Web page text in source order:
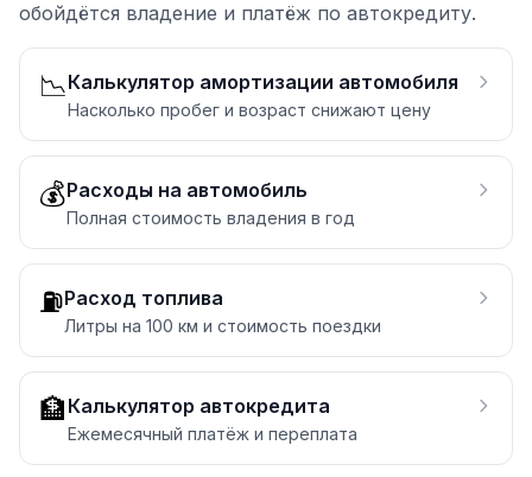
обойдётся владение и платёж по автокредиту.
📉Калькулятор амортизации автомобиля
Насколько пробег и возраст снижают цену
💰Расходы на автомобиль
Полная стоимость владения в год
⛽Расход топлива
Литры на 100 км и стоимость поездки
🏦 Калькулятор автокредита
Ежемесячный платёж и переплата